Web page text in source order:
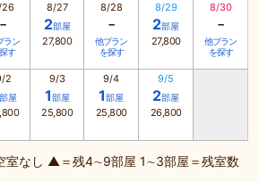
-
ラン
す
8/27
2部屋
27,800
8/28
-
他プラン
を探す
8/29
2部屋
27,800
8/30
-
他プラン
を探す
2
屋
9/3
1部屋
25,800
9/4
1部屋
25,800
9/5
2部屋
26,800
室なし ▲＝残4∼9部屋 1∼3部屋＝残室数